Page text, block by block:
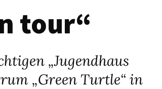
tour“
„Jugendhaus
„Green Turtle“ in